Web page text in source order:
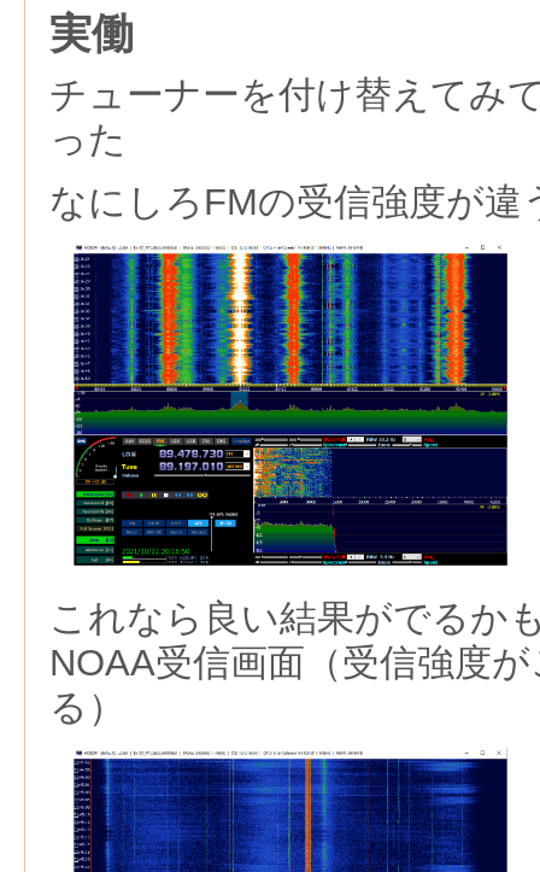
実働
チューナーを付け替えてみ
った
なにしろFMの受信強度が違
これなら良い結果がでるか
NOAA受信画面（受信強度
る）